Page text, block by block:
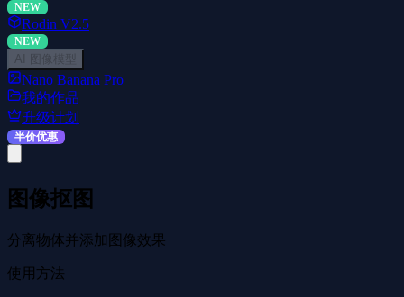
NEW
Rodin V2.5
NEW
AI 图像模型
Nano Banana Pro
我的作品
升级计划
半价优惠
图像抠图
分离物体并添加图像效果
使用方法